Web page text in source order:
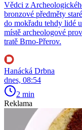
Vědci z
bronzové předměty
do mokřadu tehdy lidé
místě archeologové
tratě Brno-Přerov.
Hanácká Drbna
dnes, 08:54
2 min
Reklama